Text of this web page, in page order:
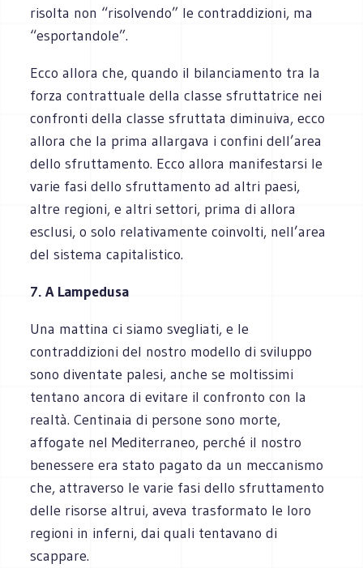
risolta non “risolvendo” le contraddizioni, ma
“esportandole”.
Ecco allora che, quando il bilanciamento tra la
forza contrattuale della classe sfruttatrice nei
confronti della classe sfruttata diminuiva, ecco
allora che la prima allargava i confini dell’area
dello sfruttamento. Ecco allora manifestarsi le
varie fasi dello sfruttamento ad altri paesi,
altre regioni, e altri settori, prima di allora
esclusi, o solo relativamente coinvolti, nell’area
del sistema capitalistico.
7. A Lampedusa
Una mattina ci siamo svegliati, e le
contraddizioni del nostro modello di sviluppo
sono diventate palesi, anche se moltissimi
tentano ancora di evitare il confronto con la
realtà. Centinaia di persone sono morte,
affogate nel Mediterraneo, perché il nostro
benessere era stato pagato da un meccanismo
che, attraverso le varie fasi dello sfruttamento
delle risorse altrui, aveva trasformato le loro
regioni in inferni, dai quali tentavano di
scappare.